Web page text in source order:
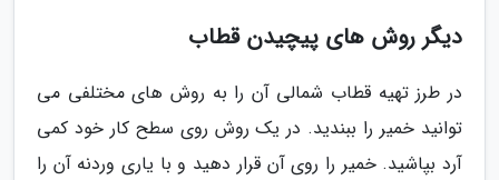
دیگر روش های پیچیدن قطاب
در طرز تهیه قطاب شمالی آن را به روش های مختلفی می
توانید خمیر را ببندید. در یک روش روی سطح کار خود کمی
آرد بپاشید. خمیر را روی آن قرار دهید و با یاری وردنه آن را